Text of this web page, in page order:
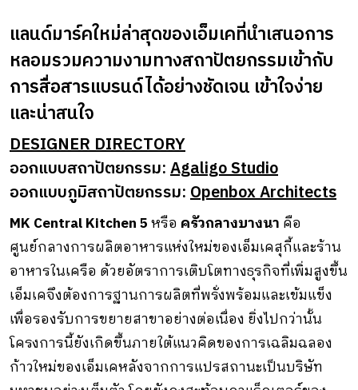
แลนด์มาร์คใหม่ล่าสุดของเอ็มเคที่นำเสนอการ
หลอมรวมความงามทางสถาปัตยกรรมเข้ากับ
การสื่อสารแบรนด์ได้อย่างชัดเจน เข้าใจง่าย
และน่าสนใจ
DESIGNER DIRECTORY
ออกแบบสถาปัตยกรรม:Agaligo Studio
ออกแบบภูมิสถาปัตยกรรม:Openbox Architects
MK Central Kitchen 5หรือ ครัวกลางบางนา คือ
ศูนย์กลางการผลิตอาหารแห่งใหม่ของเอ็มเคสุกี้และร้าน
อาหารในเครือ ด้วยอัตราการเติบโตทางธุรกิจที่เพิ่มสูงขึ้น
เอ็มเคจึงต้องการฐานการผลิตที่พรั่งพร้อมและเข้มแข็ง
เพื่อรองรับการขยายสาขาอย่างต่อเนื่อง ยิ่งไปกว่านั้น
โครงการนี้ยังเกิดขึ้นภายใต้แนวคิดของการเฉลิมฉลอง
ก้าวใหม่ของเอ็มเคหลังจากการแปรสถานะเป็นบริษัท